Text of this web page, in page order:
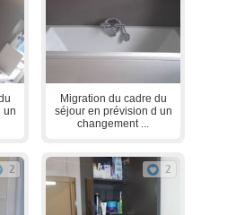
un
Migration du cadre du
séjour en prévision d un
changement ...
2 2